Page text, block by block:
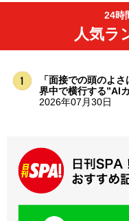
24時
人気ラ
「面接での頭のよ
界中で横行する”AI
2026年07月30日